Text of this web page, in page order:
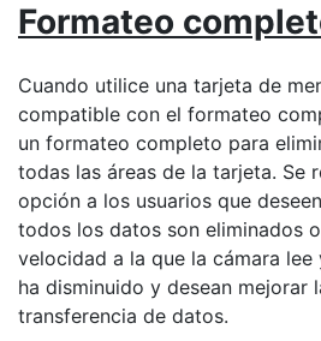
Formateo
Cuando utilice una tarjeta de
compatible con el formateo
un formateo completo para
todas las áreas de la tarjeta. Se
opción a los usuarios que
todos los datos son eliminados
velocidad a la que la cámara
ha disminuido y desean mejorar
transferencia de datos.